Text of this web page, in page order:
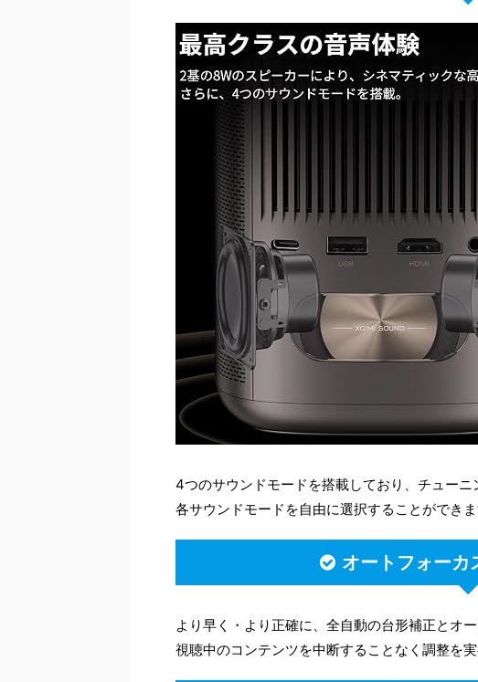
4つのサウンドモードを搭載しており、チュー
各サウンドモードを自由に選択することができま
オートフォーカ
より早く・より正確に、全自動の台形補正とオ
視聴中のコンテンツを中断することなく調整を実